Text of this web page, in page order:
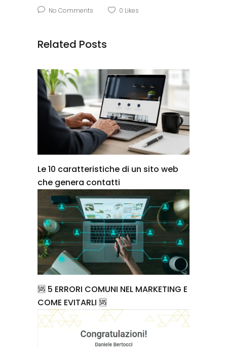
No Comments 0 Likes
Related Posts
Le 10 caratteristiche di un sito web
che genera contatti
🆘 5 ERRORI COMUNI NEL MARKETING E
COME EVITARLI 🆘